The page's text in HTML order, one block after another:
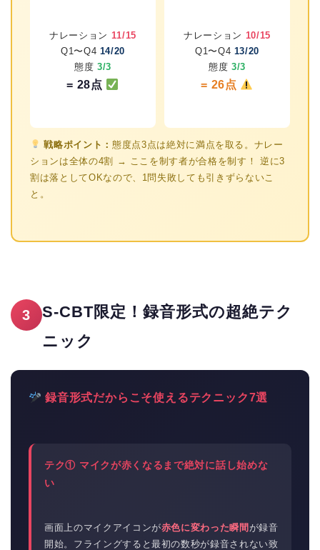
ナレーション 11/15
Q1〜Q4 14/20
態度 3/3
= 28点
ナレーション 10/15
Q1〜Q4 13/20
態度 3/3
= 26点
戦略ポイント：態度点3点は絶対に満点を取る。ナレー
ションは全体の4割 → ここを制す者が合格を制す！ 逆に3
割は落としてOKなので、1問失敗しても引きずらないこ
と。
3
S-CBT限定！録音形式の超絶テク
ニック
録音形式だからこそ使えるテクニック7選
テク① マイクが赤くなるまで絶対に話し始めな
い
画面上のマイクアイコンが赤色に変わった瞬間 が録音
開始。フライングすると最初の数秒が録音されない致